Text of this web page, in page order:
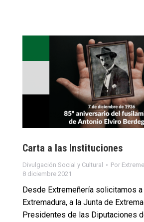
Carta a las Instituciones
Divulgación Social y Cultural Por
8 diciembre 2021
Desde Extremeñería solicitamos
Extremadura, a la Junta de
Presidentes de las Diputaciones